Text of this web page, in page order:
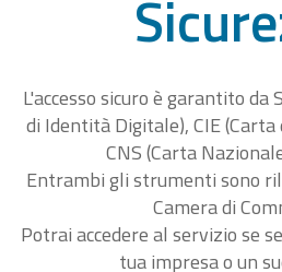
L'accesso sicuro è garantito da
di Identità Digitale), CIE
CNS (Carta
Entrambi gli strumenti sono
Camera di
Potrai accedere al servizio se
tua impresa o un